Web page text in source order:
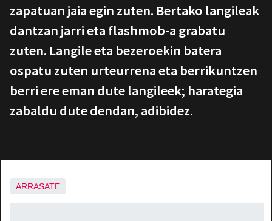
zapatuan jaia egin zuten. Bertako langileak
dantzan jarri eta flashmob-a grabatu
zuten. Langile eta bezeroekin batera
ospatu zuten urteurrena eta berrikuntzen
berri ere eman dute langileek; harategia
zabaldu dute dendan, adibidez.
ARRASATE